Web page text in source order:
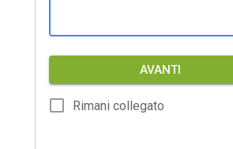
AVANTI
Rimani collegato